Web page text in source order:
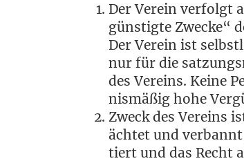
Der Ver­ein ver­folgt
güns­tig­te Zwe­cke“
Der Ver­ein ist
nur für die
des Ver­eins. Kei­ne
nis­mä­ßig hohe
Zweck des Ver­eins
äch­tet und
tiert und das Recht